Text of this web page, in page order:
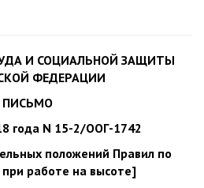
И СОЦИАЛЬНОЙ ЗАЩИТЫ
ФЕДЕРАЦИИ
ПИСЬМО
года N 15-2/ООГ-1742
положений Правил по
работе на высоте]